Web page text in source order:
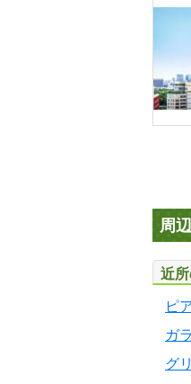
周
近
ピ
ガ
グ